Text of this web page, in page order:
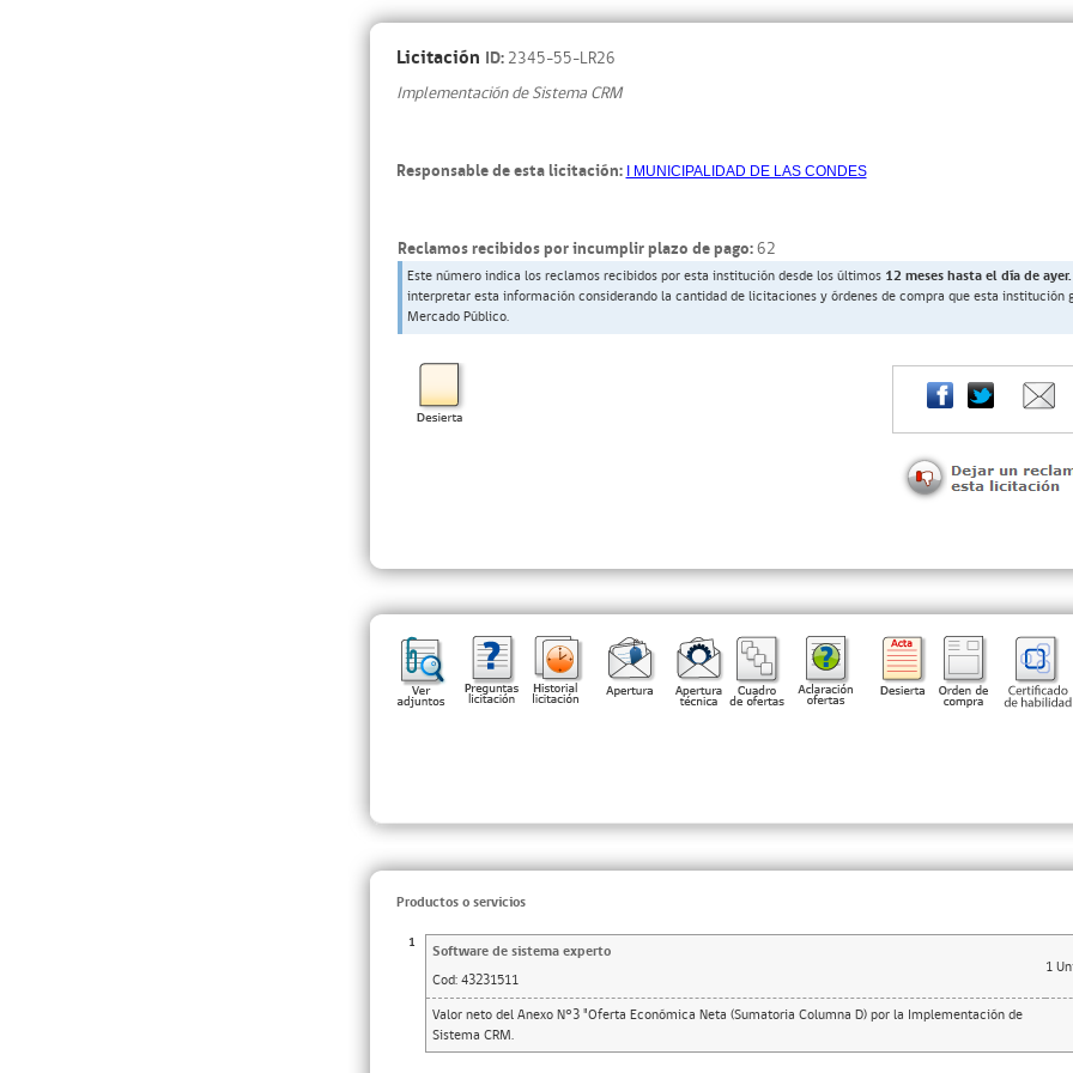
Licitación ID: 2345-55-LR26
Implementación de Sistema CRM
Responsable de esta licitación: I MUNICIPALIDAD DE LAS CONDES
Reclamos recibidos por incumplir plazo de pago:62
Este número indica los reclamos recibidos por esta institución desde los últimos 12 meses hasta el día de ayer.
interpretar esta información considerando la cantidad de licitaciones y órdenes de compra que esta institución
Mercado Público.
Productos o servicios
1 Software de sistema experto
1
Cod: 43231511
Valor neto del Anexo N°3 "Oferta Económica Neta (Sumatoria Columna D) por la Implementación de
Sistema CRM.